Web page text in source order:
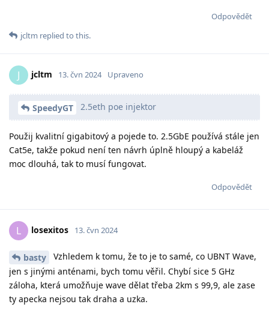
Odpovědět
jcltm replied to this.
J jcltm 13. čvn 2024 Upraveno
SpeedyGT 2.5eth poe injektor
Použij kvalitní gigabitový a pojede to. 2.5GbE používá stále jen
Cat5e, takže pokud není ten návrh úplně hloupý a kabeláž
moc dlouhá, tak to musí fungovat.
Odpovědět
L losexitos 13. čvn 2024
basty
Vzhledem k tomu, že to je to samé, co UBNT Wave,
jen s jinými anténami, bych tomu věřil. Chybí sice 5 GHz
záloha, která umožňuje wave dělat třeba 2km s 99,9, ale zase
ty apecka nejsou tak draha a uzka.